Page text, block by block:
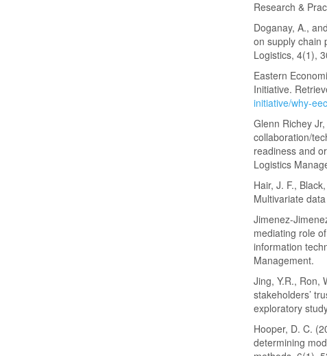
Research &
Doganay, A.,
on supply chain
Logistics, 4(1),
Eastern
Initiative.
initiative/why-eec
Glenn Richey
collaboration/
readiness and
Logistics
Hair, J. F.,
Multivariate
Jimenez-
mediating role
information
Management.
Jing, Y.R., Ron,
stakeholders’
exploratory
Hooper, D. C.
determining